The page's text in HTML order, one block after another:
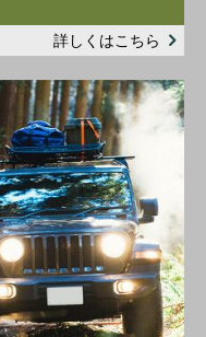
詳しくはこちら